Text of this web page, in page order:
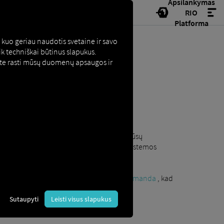
RIO
Platforma
naudojimui* ir viskas vyksta jūsų
galite tiesiog peržiūrėti čia atliktą sistemos
palaikymo komanda , kad
geriau naudotis svetaine ir savo
techniškai būtinus slapukus.
rasti mūsų duomenų apsaugos ir
Sutaupyti Leisti visus slapukus